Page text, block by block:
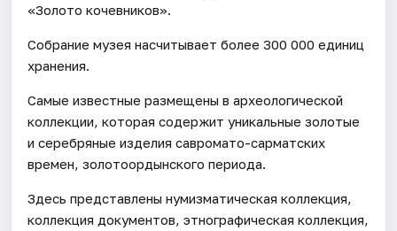
«Золото кочевников».
Собрание музея насчитывает более 300 000 единиц
хранения.
Самые известные размещены в археологической
коллекции, которая содержит уникальные золотые
и серебряные изделия савромато-сарматских
времен, золотоордынского периода.
Здесь представлены нумизматическая коллекция,
коллекция документов, этнографическая коллекция,